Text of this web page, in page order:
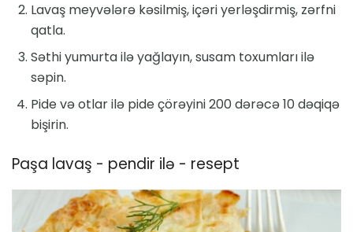
Lavaş meyvələrə kəsilmiş, içəri yerləşdirmiş, zərfni
qatla.
Səthi yumurta ilə yağlayın, susam toxumları ilə
səpin.
Pide və otlar ilə pide çörəyini 200 dərəcə 10 dəqiqə
bişirin.
Paşa lavaş - pendir ilə - resept